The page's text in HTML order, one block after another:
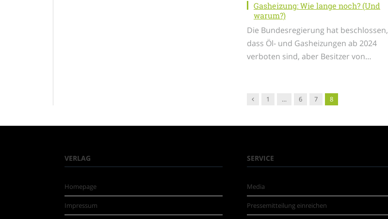
Gasheizung: Wie lange noch? (Und
warum?)
Die Bundesregierung hat beschlossen,
dass Öl- und Gasheizungen ab 2024
verboten sind, aber Besitzer von…
Vorgänger
1 … 6 7 8
VERLAG
Homepage
Impressum
SERVICE
Media
Pressemitteilung einreichen